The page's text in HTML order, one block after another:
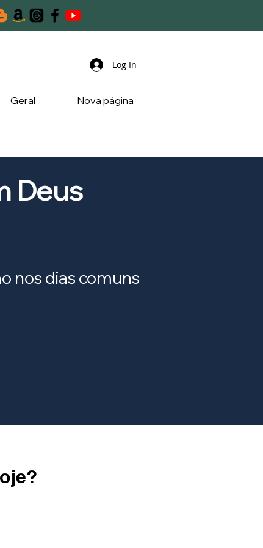
Log In
Geral Nova página
Deus
nos dias comuns